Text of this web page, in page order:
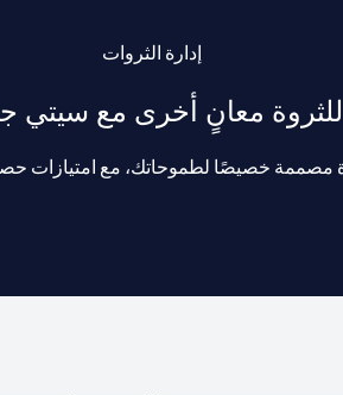
إدارة الثروات
للثروة معانٍ أخرى مع سيتي
خصيصًا لطموحاتك، مع امتيازات